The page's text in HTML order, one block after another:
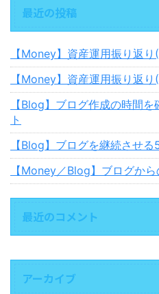
最近の投稿
【Money】資産運用振り返
【Money】資産運用振り返
【Blog】ブログ作成の時間
ト
【Blog】ブログを継続させる
【Money／Blog】ブログから
最近のコメント
アーカイブ